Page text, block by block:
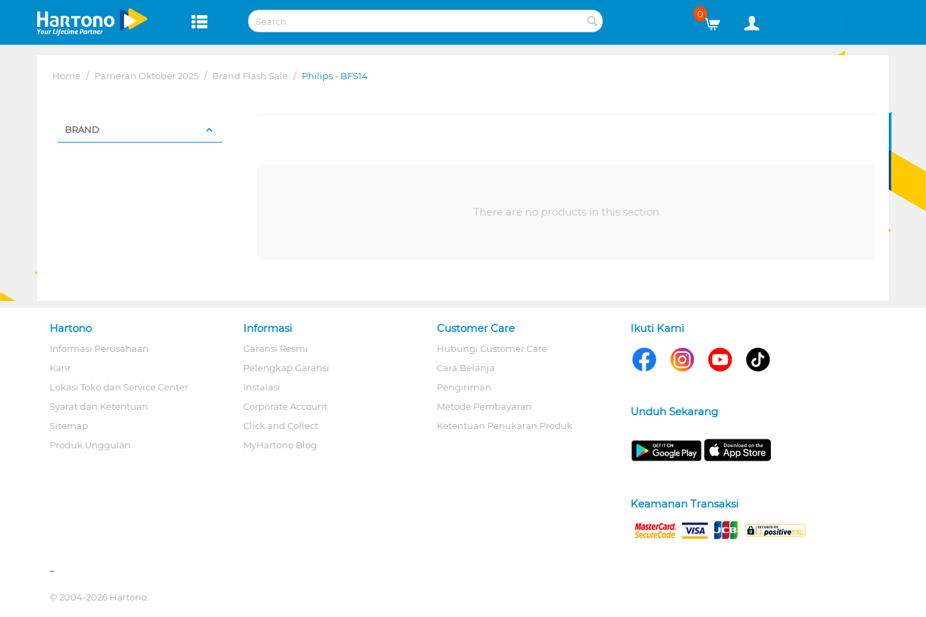
0
Home / Pameran Oktober 2025 / Brand Flash Sale / Philips - BFS14
BRAND
There are no products in this section
Hartono
Informasi Perusahaan
Karir
Lokasi Toko dan Service Center
Syarat dan Ketentuan
Sitemap
Produk Unggulan
Informasi
Garansi Resmi
Pelengkap Garansi
Instalasi
Corporate Account
Click and Collect
MyHartono Blog
Customer Care
Hubungi Customer Care
Cara Belanja
Pengiriman
Metode Pembayaran
Ketentuan Penukaran Produk
Ikuti Kami
Unduh Sekarang
Keamanan Transaksi
© 2004-2026 Hartono.